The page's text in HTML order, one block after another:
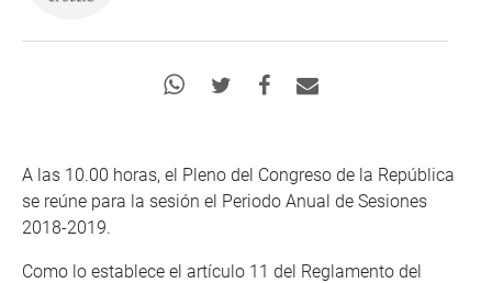
A las 10.00 horas, el Pleno del Congreso de la República
se reúne para la sesión el Periodo Anual de Sesiones
2018-2019.
Como lo establece el artículo 11 del Reglamento del